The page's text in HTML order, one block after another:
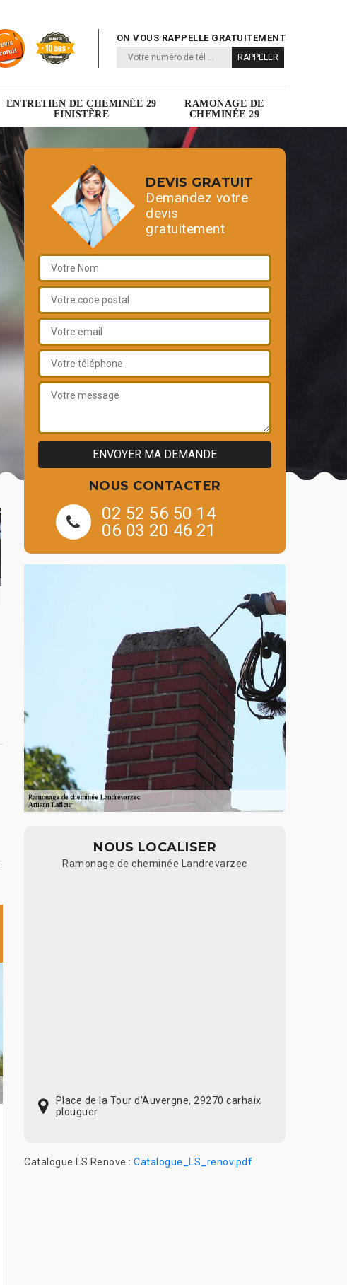
ON VOUS RAPPELLE GRATUITEMENT
ENTRETIEN DE CHEMINÉE 29
FINISTÈRE
RAMONAGE DE
CHEMINÉE 29
DEVIS GRATUIT
Demandez votre
devis
gratuitement
NOUS CONTACTER
02 52 56 50 14
06 03 20 46 21
NOUS LOCALISER
Ramonage de cheminée Landrevarzec
Place de la Tour d'Auvergne, 29270 carhaix
plouguer
Catalogue LS Renove : Catalogue_LS_renov.pdf